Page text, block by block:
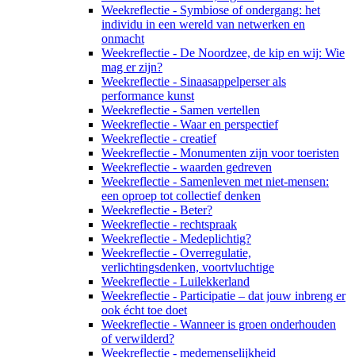
Weekreflectie - Symbiose of ondergang: het
individu in een wereld van netwerken en
onmacht
Weekreflectie - De Noordzee, de kip en wij: Wie
mag er zijn?
Weekreflectie - Sinaasappelperser als
performance kunst
Weekreflectie - Samen vertellen
Weekreflectie - Waar en perspectief
Weekreflectie - creatief
Weekreflectie - Monumenten zijn voor toeristen
Weekreflectie - waarden gedreven
Weekreflectie - Samenleven met niet-mensen:
een oproep tot collectief denken
Weekreflectie - Beter?
Weekreflectie - rechtspraak
Weekreflectie - Medeplichtig?
Weekreflectie - Overregulatie,
verlichtingsdenken, voortvluchtige
Weekreflectie - Luilekkerland
Weekreflectie - Participatie – dat jouw inbreng er
ook écht toe doet
Weekreflectie - Wanneer is groen onderhouden
of verwilderd?
Weekreflectie - medemenselijkheid